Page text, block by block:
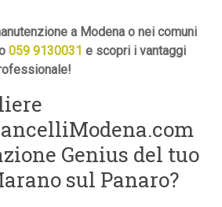
a Modena o nei comuni
059 9130031 e scopri i vantaggi
Genius del tuo
sul Panaro?